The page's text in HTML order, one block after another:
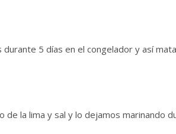
5 días en el congelador y así
de la lima y sal y lo dejamos marinando